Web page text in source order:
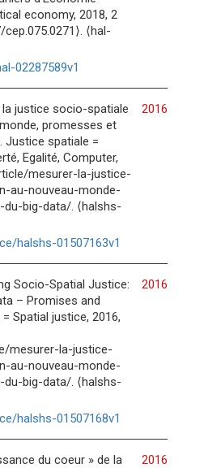
economy, 2018, 2
⟨hal-
02287589v1
2016
la justice socio-spatiale
promesses et
Justice spatiale =
Egalité, Computer,
mesurer-la-justice-
au-nouveau-monde-
big-data/. ⟨halshs-
halshs-01507163v1
2016
Socio-Spatial Justice:
– Promises and
Spatial justice, 2016,
mesurer-la-justice-
au-nouveau-monde-
big-data/. ⟨halshs-
halshs-01507168v1
2016
du coeur » de la